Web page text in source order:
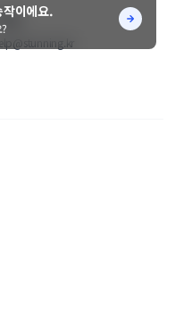
일
이에요.